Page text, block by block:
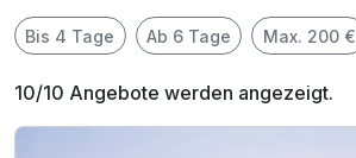
Bis 4 Tage Ab 6 Tage Max. 200 €
10/10 Angebote werden angezeigt.